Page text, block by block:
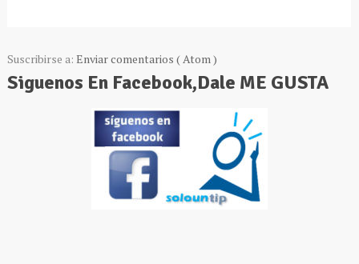
Suscribirse a: Enviar comentarios ( Atom )
Siguenos En Facebook,Dale ME GUSTA